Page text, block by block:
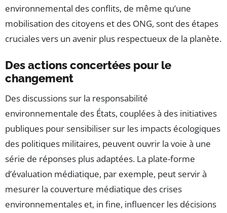
environnemental des conflits, de même qu’une
mobilisation des citoyens et des ONG, sont des étapes
cruciales vers un avenir plus respectueux de la planète.
Des actions concertées pour le
changement
Des discussions sur la responsabilité
environnementale des États, couplées à des initiatives
publiques pour sensibiliser sur les impacts écologiques
des politiques militaires, peuvent ouvrir la voie à une
série de réponses plus adaptées. La plate-forme
d’évaluation médiatique, par exemple, peut servir à
mesurer la couverture médiatique des crises
environnementales et, in fine, influencer les décisions